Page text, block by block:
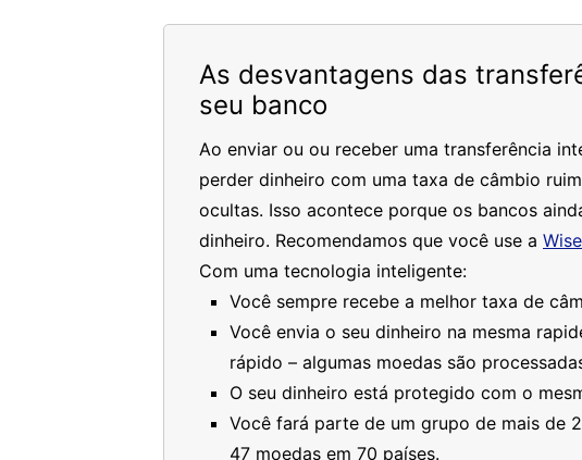
As desvantagens das
seu banco
Ao enviar ou ou receber uma transferência
perder dinheiro com uma taxa de câmbio
ocultas. Isso acontece porque os bancos
dinheiro. Recomendamos que você use a Wise
Com uma tecnologia inteligente:
Você sempre recebe a melhor taxa de
Você envia o seu dinheiro na mesma
rápido – algumas moedas são
O seu dinheiro está protegido com o
Você fará parte de um grupo de mais de
47 moedas em 70 países.